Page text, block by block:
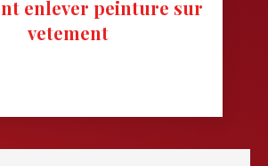
enlever peinture sur
vetement